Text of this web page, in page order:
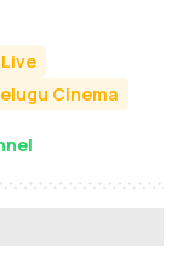
Cinema